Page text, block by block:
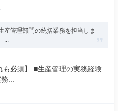
産管理部門の統括業務を担当しま
...
必須】 ■生産管理の実務経験
...